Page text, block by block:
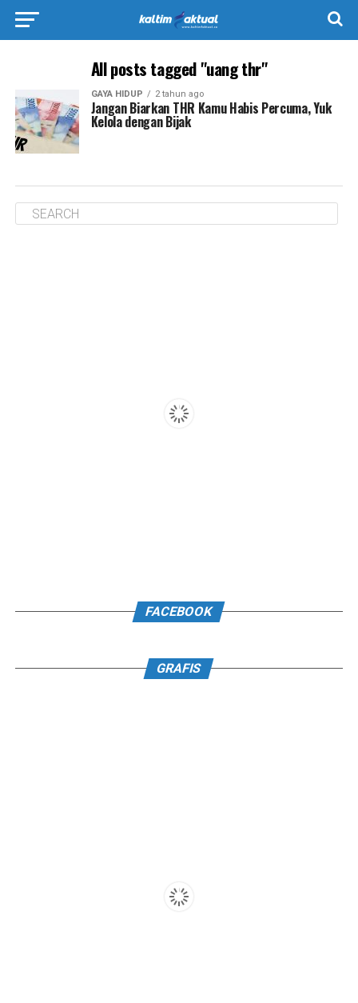
All posts tagged "uang thr"
GAYA HIDUP 2 tahun ago
Jangan Biarkan THR Kamu Habis Percuma, Yuk
Kelola dengan Bijak
FACEBOOK
GRAFIS